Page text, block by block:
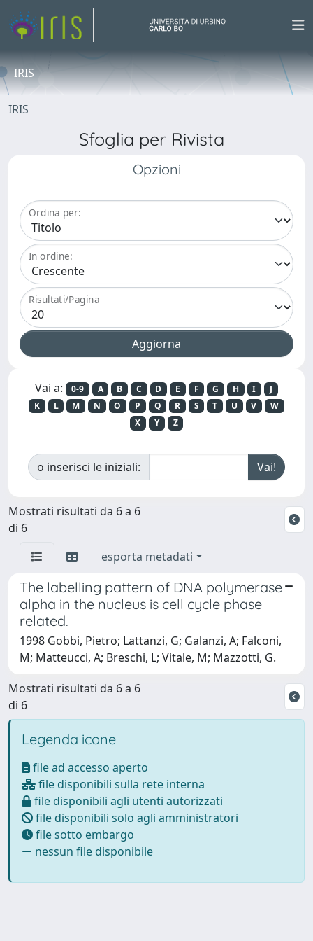
IRIS
IRIS
Sfoglia per Rivista
Opzioni
Ordina per:
In ordine:
Risultati/Pagina
Vai a: 0-9 A B C D E F G H I
J
K
L M N O P Q R S T U V
W
X
Y Z
o inserisci le iniziali:
Mostrati risultati da 6 a 6
di 6
esporta metadati
The labelling pattern of DNA polymerase
alpha in the nucleus is cell cycle phase
related.
1998 Gobbi, Pietro; Lattanzi, G; Galanzi, A; Falconi,
M; Matteucci, A; Breschi, L; Vitale, M; Mazzotti, G.
Mostrati risultati da 6 a 6
di 6
Legenda icone
file ad accesso aperto
file disponibili sulla rete interna
file disponibili agli utenti autorizzati
file disponibili solo agli amministratori
file sotto embargo
nessun file disponibile